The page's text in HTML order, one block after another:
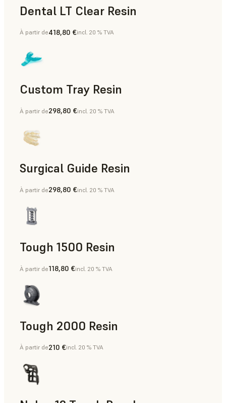
Dental LT Clear Resin
Dentaire
À partir de418,80 €incl. 20 % TVA
Custom Tray Resin
Dentaire
À partir de298,80 €incl. 20 % TVA
Surgical Guide Resin
Dentaire
À partir de298,80 €incl. 20 % TVA
Tough 1500 Resin
Aides à la fabrication, Pièces finales, Prototypage rapide
À partir de118,80 €incl. 20 % TVA
Tough 2000 Resin
Aides à la fabrication, Pièces finales, Prototypage rapide
À partir de210 €incl. 20 % TVA